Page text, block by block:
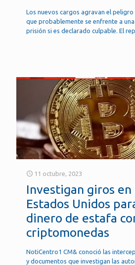
Los nuevos cargos agravan el
que probablemente se enfrente a
prisión si es declarado culpable. El
11 octubre, 2023
Investigan giros en
Estados Unidos
dinero de estafa
criptomonedas
NotiCentro1 CM& conoció las
y documentos que investigan las